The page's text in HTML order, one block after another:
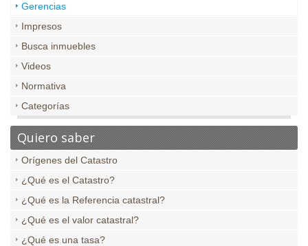
Gerencias
Impresos
Busca inmuebles
Videos
Normativa
Categorías
Quiero saber
Orígenes del Catastro
¿Qué es el Catastro?
¿Qué es la Referencia catastral?
¿Qué es el valor catastral?
¿Qué es una tasa?